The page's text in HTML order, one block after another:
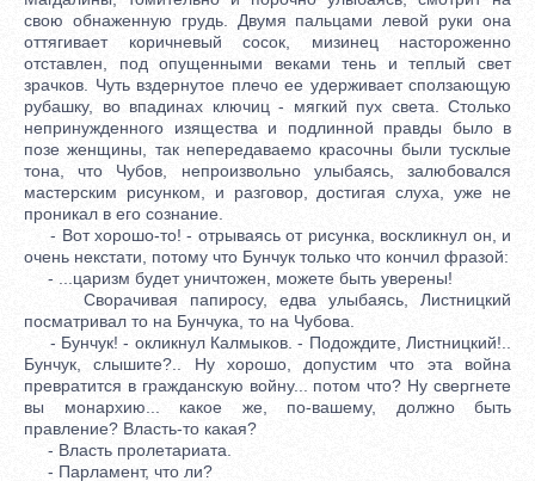
свою обнаженную грудь. Двумя пальцами левой руки она
оттягивает коричневый сосок, мизинец настороженно
отставлен, под опущенными веками тень и теплый свет
зрачков. Чуть вздернутое плечо ее удерживает сползающую
рубашку, во впадинах ключиц - мягкий пух света. Столько
непринужденного изящества и подлинной правды было в
позе женщины, так непередаваемо красочны были тусклые
тона, что Чубов, непроизвольно улыбаясь, залюбовался
мастерским рисунком, и разговор, достигая слуха, уже не
проникал в его сознание.
- Вот хорошо-то! - отрываясь от рисунка, воскликнул он, и
очень некстати, потому что Бунчук только что кончил фразой:
- ...царизм будет уничтожен, можете быть уверены!
Сворачивая папиросу, едва улыбаясь, Листницкий
посматривал то на Бунчука, то на Чубова.
- Бунчук! - окликнул Калмыков. - Подождите, Листницкий!..
Бунчук, слышите?.. Ну хорошо, допустим что эта война
превратится в гражданскую войну... потом что? Ну свергнете
вы монархию... какое же, по-вашему, должно быть
правление? Власть-то какая?
- Власть пролетариата.
- Парламент, что ли?